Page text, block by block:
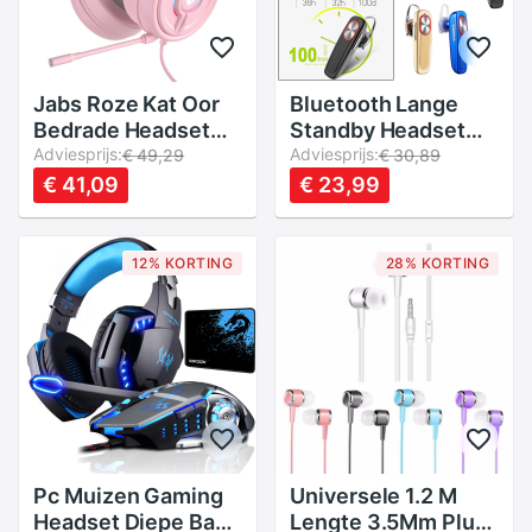
Jabs Roze Kat Oor
Bedrade Headset
Met Opvouwbare
Microfoon Headset
Gaming Headset
Desktop Laptop
Gaming Headset
Adviesprijs:€ 49,29
€ 41,09
Bluetooth Lange
Standby Headset
Met Ingebouwde
Microfoon 20 Uur
Praten Opladen
Voor Business
Kantoor Truck
Adviesprijs:€ 30,89
€ 23,99
12% KORTING
Pc Muizen Gaming
Headset Diepe Bas
28% KORTING
Universele 1.2 M
Lengte 3.5Mm Plug